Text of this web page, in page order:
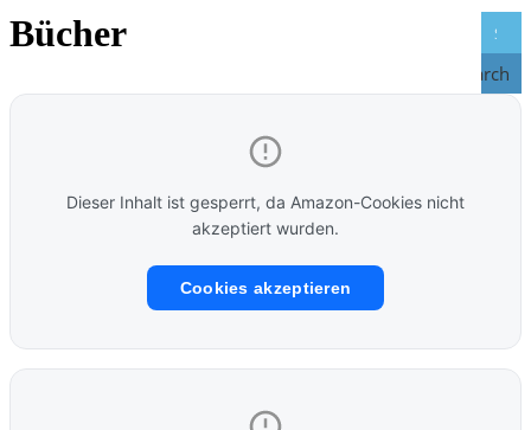
Search
Bücher
Dieser Inhalt ist gesperrt, da Amazon-Cookies nicht
akzeptiert wurden.
Cookies akzeptieren